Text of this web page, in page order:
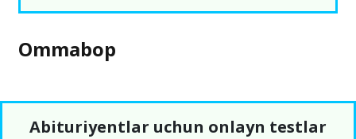
Ommabop
Abituriyentlar uchun onlayn testlar